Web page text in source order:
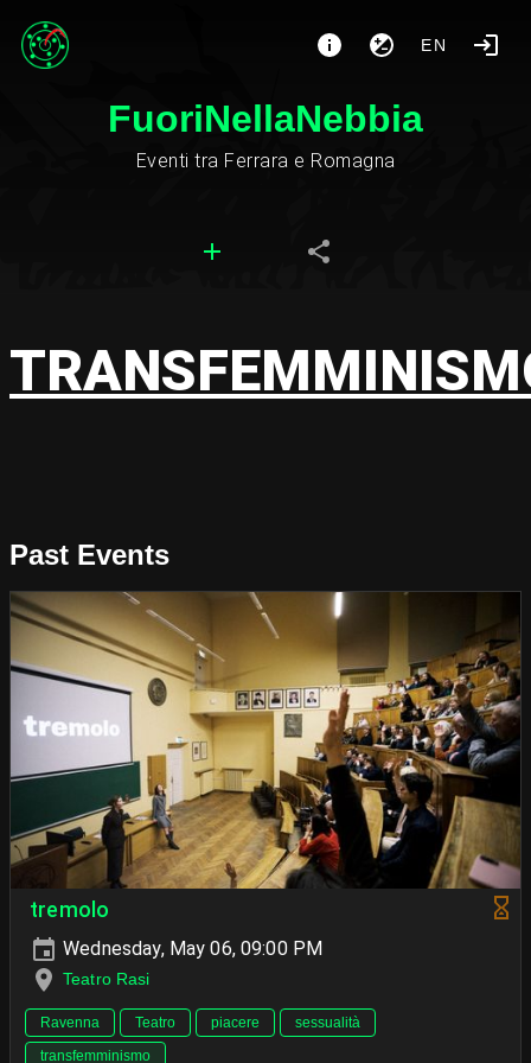
EN
FuoriNellaNebbia
Eventi tra Ferrara e Romagna
Past Events
tremolo
Wednesday, May 06, 09:00 PM
Teatro Rasi
Ravenna Teatro piacere
sessualità
transfemminismo